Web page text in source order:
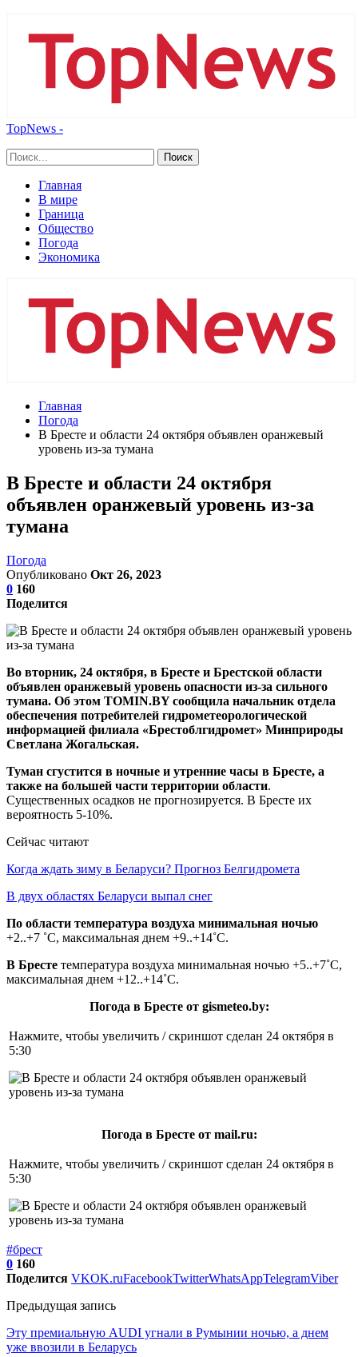
TopNews -
Главная
В мире
Граница
Общество
Погода
Экономика
Главная
Погода
В Бресте и области 24 октября объявлен оранжевый
уровень из-за тумана
В Бресте и области 24 октября
объявлен оранжевый уровень из-за
тумана
Погода
Опубликовано Окт 26, 2023
0 160
Поделится
Во вторник, 24 октября, в Бресте и Брестской области
объявлен оранжевый уровень опасности из-за сильного
тумана. Об этом TOMIN.BY сообщила начальник отдела
обеспечения потребителей гидрометеорологической
информацией филиала «Брестоблгидромет» Минприроды
Светлана Жогальская.
Туман сгустится в ночные и утренние часы в Бресте, а
также на большей части территории области.
Существенных осадков не прогнозируется. В Бресте их
вероятность 5-10%.
Сейчас читают
Когда ждать зиму в Беларуси? Прогноз Белгидромета
В двух областях Беларуси выпал снег
По области температура воздуха минимальная ночью
+2..+7 ˚С, максимальная днем +9..+14˚С.
В Бресте температура воздуха минимальная ночью +5..+7˚С,
максимальная днем +12..+14˚С.
Погода в Бресте от gismeteo.by:
Нажмите, чтобы увеличить / скриншот сделан 24 октября в
5:30
Погода в Бресте от mail.ru:
Нажмите, чтобы увеличить / скриншот сделан 24 октября в
5:30
#брест
0 160
Поделится VKOK.ruFacebookTwitterWhatsAppTelegramViber
Предыдущая запись
Эту премиальную AUDI угнали в Румынии ночью, а днем
уже ввозили в Беларусь